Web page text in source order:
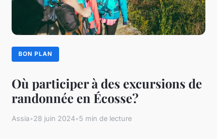
BON PLAN
Où participer à des excursions de
randonnée en Écosse?
Assia•28 juin 2024•5 min de lecture